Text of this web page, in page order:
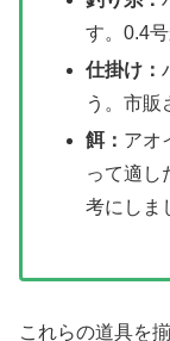
す。0.4
仕掛け：
う。市販
餌： アオ
って適し
考にしま
これらの道具を